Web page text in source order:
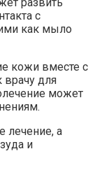
с
как мыло
кожи вместе с
врачу для
может
лечение, а
и